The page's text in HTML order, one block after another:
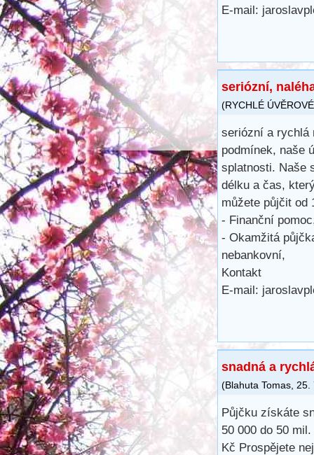
E-mail:
seriózní,
(RYCHLÉ
seriózní a rychlá
podmínek, naše
splatnosti. Naše
délku a čas,
můžete půjčit od
- Finanční
- Okamžitá
nebankovní,
Kontakt
E-mail:
snadná a
(Blahuta Tomas 25.
Půjčku získáte
50 000 do 50
Kč Prospějete